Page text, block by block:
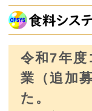
令和7年度
業（追加